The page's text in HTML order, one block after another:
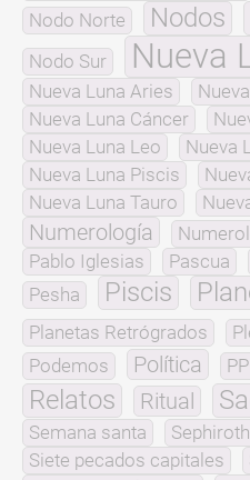
Nodo Norte Nodos
Nodo Sur Nueva
Nueva Luna Aries
Nueva Luna Cáncer
Nueva Luna Leo
Nueva
Nueva Luna Piscis
Nueva Luna Tauro
Numerología
Pablo Iglesias
Pascua
Pesha
Piscis
Planetas Retrógrados
Podemos Política PP
Relatos Ritual
Semana santa
Sephiroth
Siete pecados capitales